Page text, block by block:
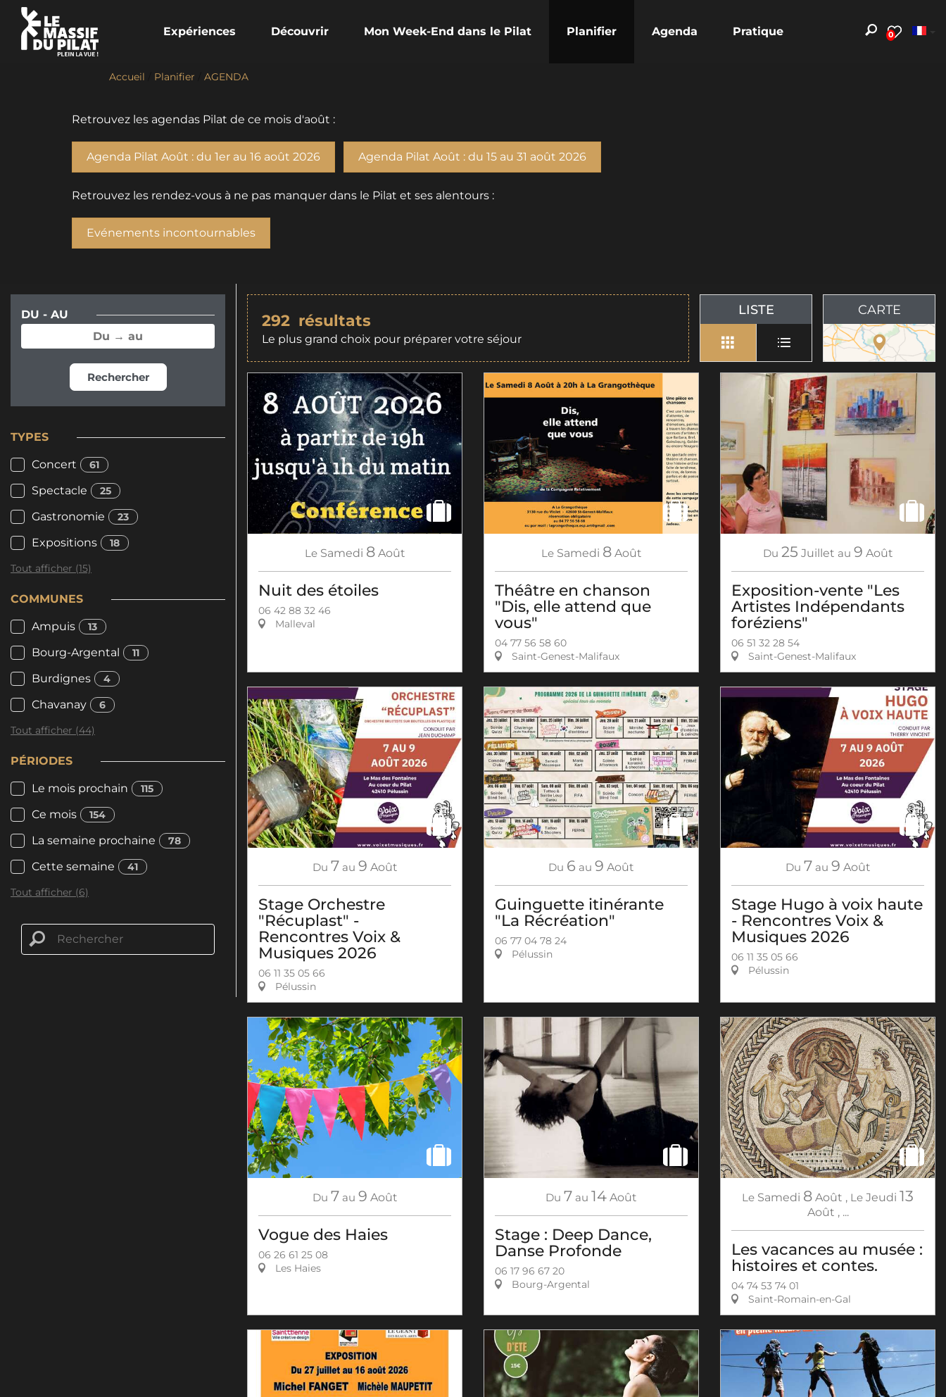
0
Expériences Découvrir Mon Week-End dans le Pilat Planifier Agenda Pratique
Accueil Planifier AGENDA
Retrouvez les agendas Pilat de ce mois d'août :
Agenda Pilat Août : du 1er au 16 août 2026 Agenda Pilat Août : du 15 au 31 août 2026
Retrouvez les rendez-vous à ne pas manquer dans le Pilat et ses alentours :
Evénements incontournables
DU - AU
Rechercher
TYPES
Concert 61
Spectacle 25
Gastronomie 23
Expositions
18
Tout afficher (15)
COMMUNES
Ampuis 13
Bourg-Argental 11
Burdignes 4
Chavanay
6
Tout afficher (44)
PÉRIODES
Le mois prochain 115
Ce mois 154
La semaine prochaine 78
Cette semaine
41
Tout afficher (6)
292 résultats
Le plus grand choix pour préparer votre séjour
LISTE CARTE
Le Samedi 8 Août
Nuit des étoiles
06 42 88 32 46
Malleval
Le Samedi 8 Août
Théâtre en chanson
"Dis, elle attend que
vous"
04 77 56 58 60
Saint-Genest-Malifaux
Du 25 Juillet au 9 Août
Exposition-vente "Les
Artistes Indépendants
foréziens"
06 51 32 28 54
Saint-Genest-Malifaux
Du 7 au 9 Août
Stage Orchestre
"Récuplast" -
Rencontres Voix &
Musiques 2026
06 11 35 05 66
Pélussin
Du 6 au 9 Août
Guinguette itinérante
"La Récréation"
06 77 04 78 24
Pélussin
Du 7 au 9 Août
Stage Hugo à voix haute
- Rencontres Voix &
Musiques 2026
06 11 35 05 66
Pélussin
Du 7 au 9 Août
Vogue des Haies
06 26 61 25 08
Les Haies
Du 7 au 14 Août
Stage : Deep Dance,
Danse Profonde
06 17 96 67 20
Bourg-Argental
Le Samedi 8 Août , Le Jeudi 13
Août , ...
Les vacances au musée :
histoires et contes.
04 74 53 74 01
Saint-Romain-en-Gal